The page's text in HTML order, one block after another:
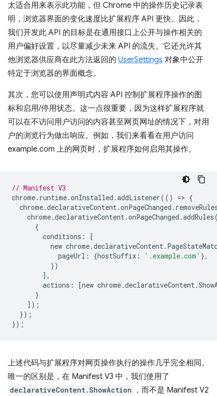
太适合用来表示此功能，但 Chrome 中的操作历史记录表
明，浏览器界面的变化速度比扩展程序 API 更快。因此，
我们开发此 API 的目标是在通用接口上公开与操作相关的
用户偏好设置，以尽量减少未来 API 的流失。它还允许其
他浏览器供应商在此方法返回的 UserSettings 对象中公开
特定于浏览器的界面概念。
其次，您可以使用声明式内容 API 控制扩展程序操作的图
标和启用/停用状态。这一点很重要，因为这样扩展程序就
可以在不访问用户访问的内容甚至网页网址的情况下，对用
户的浏览行为做出响应。例如，我们来看看在用户访问
example.com 上的网页时，扩展程序如何启用其操作。
// Manifest V3
chrome. runtime.onInstalled .addListener(() => {
chrome.declarativeContent.onPageChanged .
chrome.declarativeContent.onPageChanged .addRules
{
conditions :
[
new chrome.declarativeContent.
pageUrl : {hostSuffix : '.example.com' },
})
],
actions : [new chrome.declarativeContent.
}
]);
});
});
上述代码与扩展程序对网页操作执行的操作几乎完全相同。
唯一的区别是，在 Manifest V3 中，我们使用了
declarativeContent.ShowAction
，而不是 Manifest V2